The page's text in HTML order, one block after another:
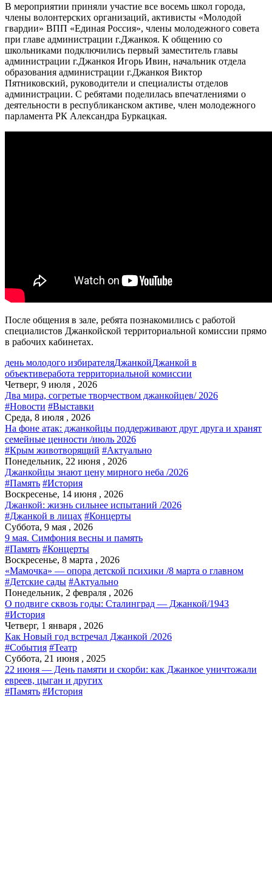
В мероприятии приняли участие все восемь школ города,
члены волонтерских организаций, активисты «Молодой
гвардии» ВПП «Единая Россия», члены молодежного совета
при главе администрации г.Джанкоя. К общению со
школьниками подключились первый заместитель главы
администрации г.Джанкоя Игорь Ивин, начальник отдела
образования администрации г.Джанкоя Виктор
Пятниковский, руководители и специалисты отделов
администрации. С ребятами поделилась впечатлениями о
деятельности в республиканском активе, член молодежного
парламента РК Александра Буркацкая.
После общения в зале, ребята познакомились с работой
специалистов Джанкойской территориальной комиссии прямо
в рабочих кабинетах.
день молодого избирателяДжанкойДжанкой в
объективеработа территориальной комиссии
Четверг, 9 июля , 2026
Два мира, согретые творчеством джанкойцев/ 2026
#Новости #Выставки
Среда, 8 июля , 2026
На фоне атак: джанкойцы поддерживают друг друга и хранят
семейные ценности /июль 2026
#Крым животворящий #Актуально
Понедельник, 22 июня , 2026
Джанкойцы знают цену мирного неба /2026
#Память #История
Воскресенье, 14 июня , 2026
Джанкой: жизнь сильнее испытаний /2026
#Джанкой в лицах #Концерты
Суббота, 9 мая , 2026
9 мая. Симфония весны и память
#Память #Концерты
Воскресенье, 8 марта , 2026
«Мамочка» — опора детской психики /8 марта о главном
#Детские сады #Актуально
Понедельник, 2 февраля , 2026
О подвиге сквозь годы: Сталинград — Джанкой/1943
#История
Четверг, 1 января , 2026
Как Новый год встречал Джанкой /2026
#События #Театр
Суббота, 21 июня , 2025
22 июня — День памяти и скорби: как Джанкое уничтожали
евреев, цыган и других
#Память #История